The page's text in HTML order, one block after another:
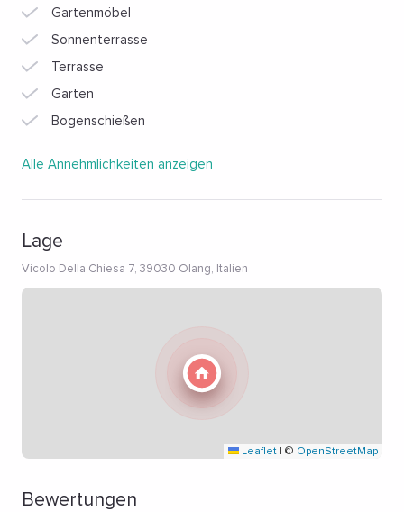
Gartenmöbel
Sonnenterrasse
Terrasse
Garten
Bogenschießen
Alle Annehmlichkeiten anzeigen
Lage
Vicolo Della Chiesa 7, 39030 Olang, Italien
Leaflet | © OpenStreetMap
Bewertungen